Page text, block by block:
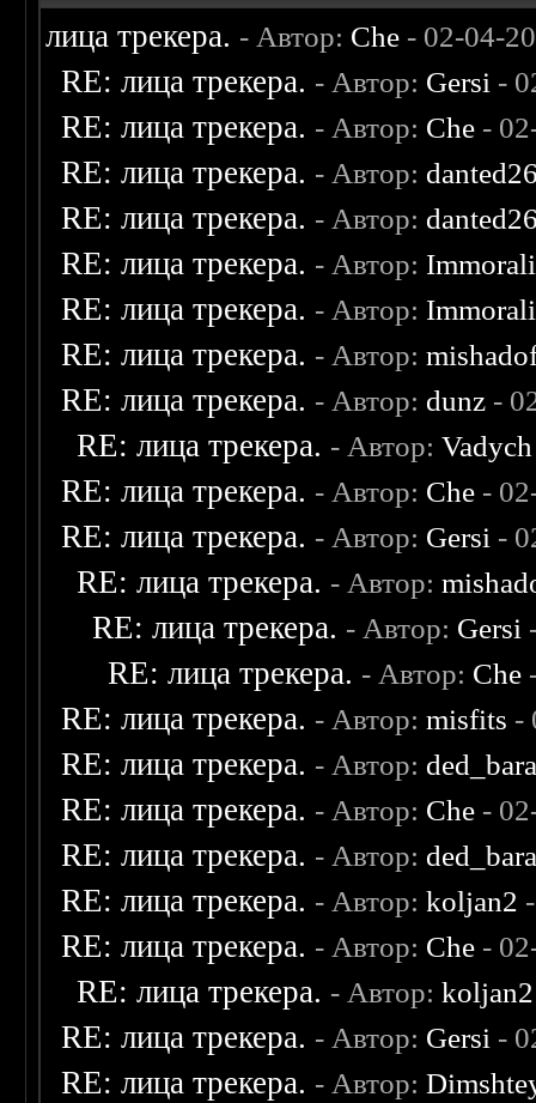
лица трекера. - Автор: Che - 02-04-
RE: лица трекера. - Автор: Gersi -
RE: лица трекера. - Автор: Che -
RE: лица трекера. - Автор:
RE: лица трекера. - Автор:
RE: лица трекера. - Автор:
RE: лица трекера. - Автор:
RE: лица трекера. - Автор:
RE: лица трекера. - Автор: dunz -
RE: лица трекера. - Автор:Vadych
RE: лица трекера. - Автор: Che -
RE: лица трекера. - Автор: Gersi -
RE: лица трекера. - Автор:
RE: лица трекера. - Автор: Gersi
RE: лица трекера. - Автор: Che
RE: лица трекера. - Автор:misfits -
RE: лица трекера. - Автор:
RE: лица трекера. - Автор: Che -
RE: лица трекера. - Автор:
RE: лица трекера. - Автор:koljan2
RE: лица трекера. - Автор: Che -
RE: лица трекера. - Автор:koljan2
RE: лица трекера. - Автор: Gersi -
RE: лица трекера. - Автор: